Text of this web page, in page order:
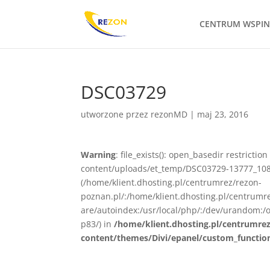
CENTRUM
DSC03729
utworzone przez rezonMD | maj 23, 2016
Warning: file_exists(): open_basedir
content/uploads/et_temp/DSC03729-
(/home/klient.dhosting.pl/centrumrez/rezon-
poznan.pl/:/home/klient.dhosting.pl/
are/autoindex:/usr/local/php/:/dev/
p83/) in/home/klient.dhosting.pl/
content/themes/Divi/epanel/